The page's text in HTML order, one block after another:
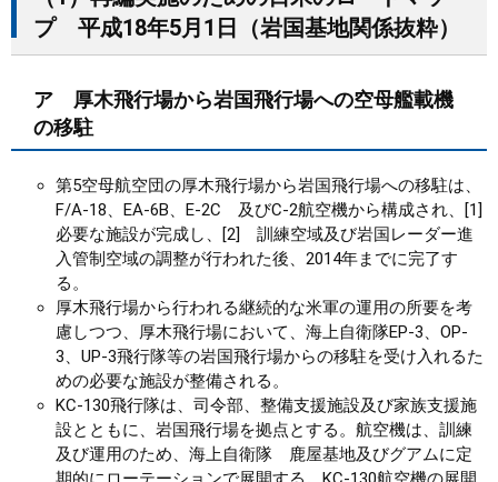
プ 平成18年5月1日（岩国基地関係抜粋）
ア 厚木飛行場から岩国飛行場への空母艦載機
の移駐
第5空母航空団の厚木飛行場から岩国飛行場への移駐は、
F/A-18、EA-6B、E-2C 及びC-2航空機から構成され、[1]
必要な施設が完成し、[2] 訓練空域及び岩国レーダー進
入管制空域の調整が行われた後、2014年までに完了す
る。
厚木飛行場から行われる継続的な米軍の運用の所要を考
慮しつつ、厚木飛行場において、海上自衛隊EP-3、OP-
3、UP-3飛行隊等の岩国飛行場からの移駐を受け入れるた
めの必要な施設が整備される。
KC-130飛行隊は、司令部、整備支援施設及び家族支援施
設とともに、岩国飛行場を拠点とする。航空機は、訓練
及び運用のため、海上自衛隊 鹿屋基地及びグアムに定